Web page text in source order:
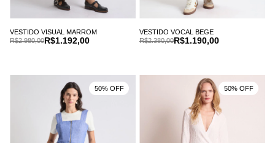
VESTIDO VISUAL MARROM
R$1.192,00
R$2.980,00
VESTIDO VOCAL BEGE
R$1.190,00
R$2.380,00
50% OFF 50% OFF